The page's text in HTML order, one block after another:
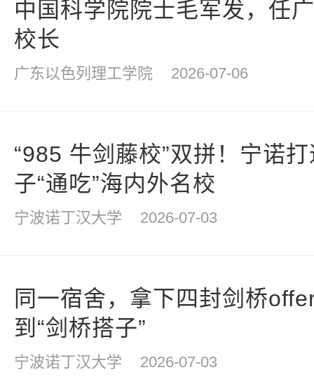
中国科学院院士毛军发，任
校长
广东以色列理工学院 2026-07-06
“985 牛剑藤校”双拼！宁诺
子“通吃”海内外名校
宁波诺丁汉大学 2026-07-03
同一宿舍，拿下四封剑桥
到“剑桥搭子”
宁波诺丁汉大学 2026-07-03